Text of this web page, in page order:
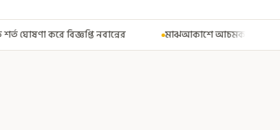
মাঝআকাশে আচমকা প্রবল ঝাঁকুনি! এয়ার ইন্ডিয়ার উড়ানে